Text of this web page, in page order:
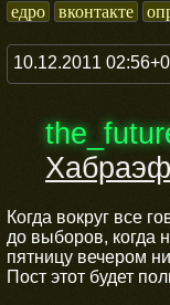
едро
вконтакте
10.12.2011
Когда вокруг все
до выборов, когда
пятницу вечером
Пост этот будет